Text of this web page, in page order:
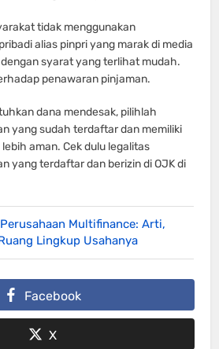
tidak menggunakan
alias pinpri yang marak di media
syarat yang terlihat mudah.
penawaran pinjaman.
dana mendesak, pilihlah
yang sudah terdaftar dan memiliki
aman. Cek dulu legalitas
yang terdaftar dan berizin di OJK di
Perusahaan Multifinance: Arti,
Lingkup Usahanya
Facebook
X